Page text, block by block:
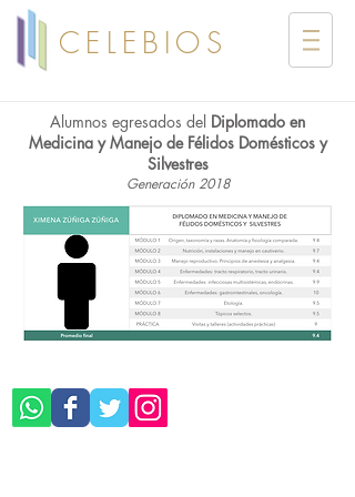
CELEBIOS
Alumnos egresados del Diplomado en
Medicina y Manejo de Félidos Domésticos y
Silvestres
Generación 2018